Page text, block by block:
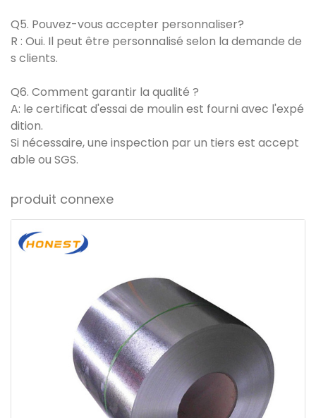
Q5. Pouvez-vous accepter personnaliser?
R : Oui. Il peut être personnalisé selon la demande de
s clients.
Q6. Comment garantir la qualité ?
A: le certificat d'essai de moulin est fourni avec l'expé
dition.
Si nécessaire, une inspection par un tiers est accept
able ou SGS.
produit connexe